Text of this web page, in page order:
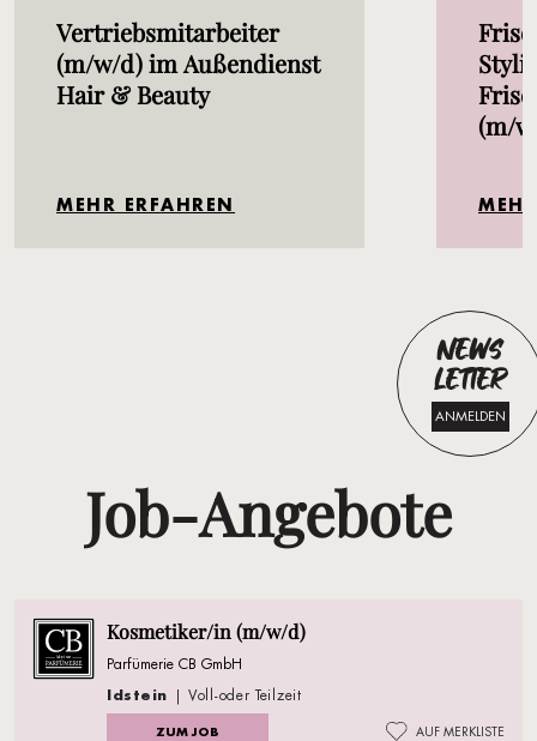
Vertriebsmitarbeiter
(m/w/d) im Außendienst
Hair & Beauty
MEHR ERFAHREN
(m/
NEWS
LETTER
ANMELDEN
Job-Angebote
Kosmetiker/in (m/w/d)
Parfümerie CB GmbH
Idstein | Voll-oder Teilzeit
ZUM JOB AUF MERKLISTE